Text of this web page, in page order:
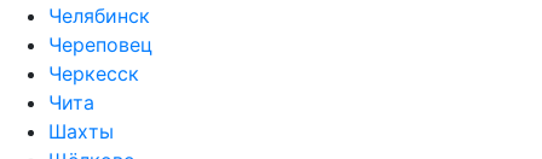
Челябинск
Череповец
Черкесск
Чита
Шахты